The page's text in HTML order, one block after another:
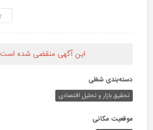
این آگهی منقضی شده است
دسته‌بندی شغلی
تحقیق بازار و تحلیل اقتصادی
موقعیت مکانی